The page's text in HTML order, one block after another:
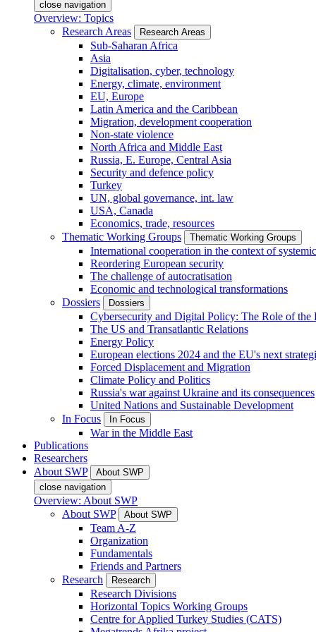
close navigation
Overview: Topics
Research Areas
Research Areas
Sub-Saharan Africa
Asia
Digitalisation, cyber, technology
Energy, climate, environment
EU, Europe
Latin America and the Caribbean
Migration, development cooperation
Non-state violence
North Africa and Middle East
Russia, E. Europe, Central Asia
Security and defence policy
Turkey
UN, global governance, int. law
USA, Canada
Economics, trade, resources
Thematic Working Groups
Thematic Working Groups
International cooperation in the context of
Reordering European security
The challenge of autocratisation
Economic and technological transformations
Dossiers
Dossiers
Cybersecurity and Digital Policy: The Role of
The US and Transatlantic Relations
Energy Policy
European elections 2024 and the EU's next
Forced Displacement and Migration
Climate Policy and Politics
Russia's war against Ukraine and its consequences
United Nations and Sustainable Development
In Focus
In Focus
War in the Middle East
Publications
Researchers
About SWP
About SWP
close navigation
Overview: About SWP
About SWP
About SWP
Team A-Z
Organization
Fundamentals
Friends and Partners
Research
Research
Research Divisions
Horizontal Topics Working Groups
Centre for Applied Turkey Studies (CATS)